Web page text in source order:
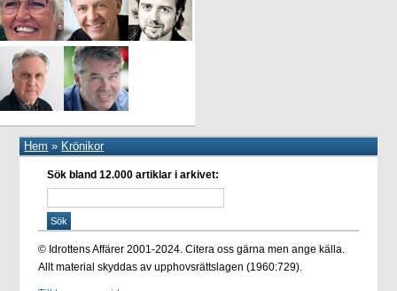
Hem » Krönikor
Sök bland 12.000 artiklar i arkivet:
© Idrottens Affärer 2001-2024. Citera oss gärna men ange källa.
Allt material skyddas av upphovsrättslagen (1960:729).